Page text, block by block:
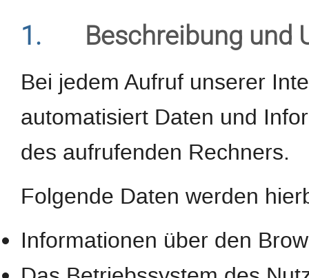
1. Beschreibung und
Bei jedem Aufruf unserer
automatisiert Daten und
des aufrufenden Rechners.
Folgende Daten werden
Informationen über den